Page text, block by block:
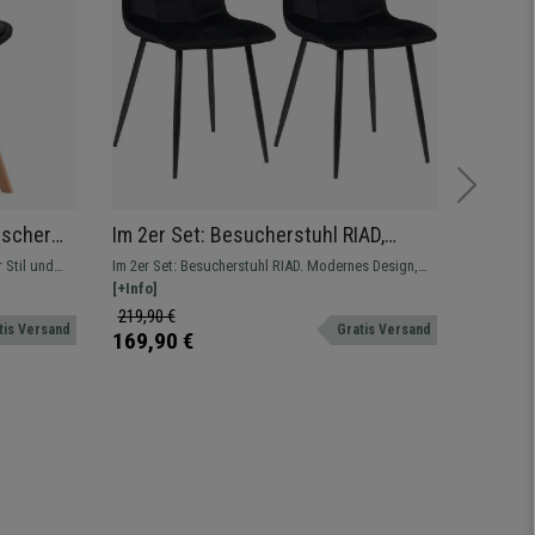
Stil und
und
Versand
Im 2er Set: Besucherstuhl RIAD,
robuste Metallstruktur, Samt, Farbe
Schwarz
Im 2er Set: Besucherstuhl RIAD. Modernes Design,
erhältlich mit Stoff- oder Samtpolsterung.
[+Info]
219,90 €
169,90 € Gratis Versand